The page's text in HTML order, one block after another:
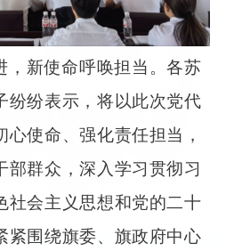
，新使命呼唤担当。各苏
纷纷表示，将以此次党代
使命、强化责任担当，
部群众，深入学习贯彻习
社会主义思想和党的二十
紧围绕旗委、旗政府中心